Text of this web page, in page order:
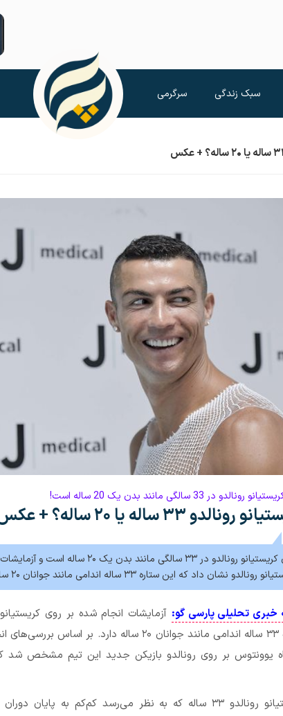
سبک زندگی سرگرمی
رونالدو در 33 سالگی مانند بدن یک 20 ساله است!
رونالدو ۳۳ ساله یا ۲۰ ساله؟ + عکس
بدن کریستیانو رونالدو در ۳۳ سالگی مانند بدن
رونالدو نشان داد که این ستاره ۳۳ ساله اندامی مانند جوانان ۲۰ ساله دارد.
خبری تحلیلی پارسی گو: آزمایشات انجام شده بر روی
ستاره ۳۳ ساله اندامی مانند جوانان ۲۰ ساله دارد.
یوونتوس بر روی رونالدو بازیکن جدید این تیم مشخص شد
کریستیانو رونالدو ۳۳ ساله که به نظر می‌رسد کم‌کم به